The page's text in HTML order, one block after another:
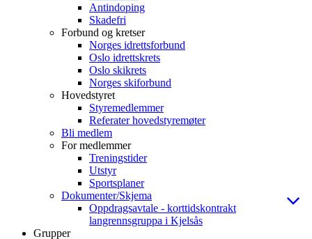
Antindoping
Skadefri
Forbund og kretser
Norges idrettsforbund
Oslo idrettskrets
Oslo skikrets
Norges skiforbund
Hovedstyret
Styremedlemmer
Referater hovedstyremøter
Bli medlem
For medlemmer
Treningstider
Utstyr
Sportsplaner
Dokumenter/Skjema
Oppdragsavtale - korttidskontrakt
langrennsgruppa i Kjelsås
Grupper